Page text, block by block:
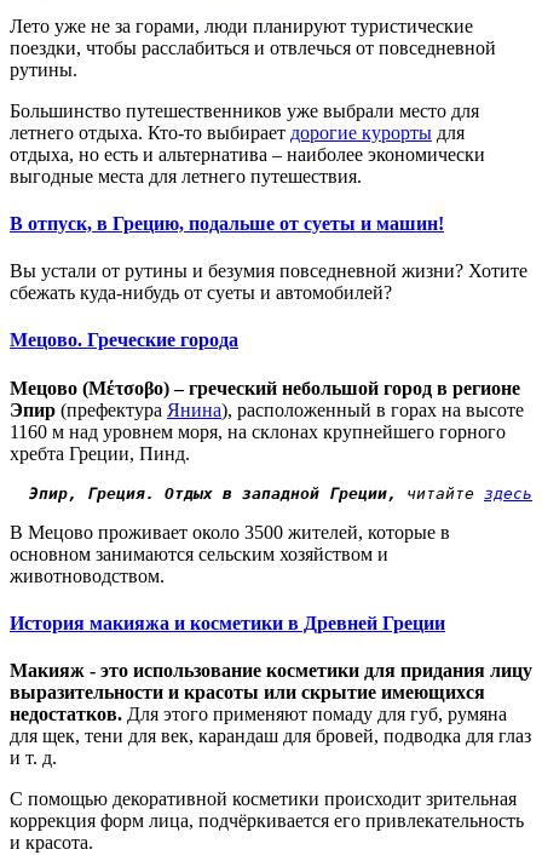
Лето уже не за горами, люди планируют туристические
поездки, чтобы расслабиться и отвлечься от повседневной
рутины.
Большинство путешественников уже выбрали место для
летнего отдыха. Кто-то выбирает дорогие курорты для
отдыха, но есть и альтернатива – наиболее экономически
выгодные места для летнего путешествия.
В отпуск, в Грецию, подальше от суеты и машин!
Вы устали от рутины и безумия повседневной жизни? Хотите
сбежать куда-нибудь от суеты и автомобилей?
Мецово. Греческие города
Мецово (Μέτσοβο) – греческий небольшой город в регионе
Эпир (префектура Янина), расположенный в горах на высоте
1160 м над уровнем моря, на склонах крупнейшего горного
хребта Греции, Пинд.
Эпир, Греция. Отдых в западной Греции, читайте здесь
В Мецово проживает около 3500 жителей, которые в
основном занимаются сельским хозяйством и
животноводством.
История макияжа и косметики в Древней Греции
Макияж - это использование косметики для придания лицу
выразительности и красоты или скрытие имеющихся
недостатков. Для этого применяют помаду для губ, румяна
для щек, тени для век, карандаш для бровей, подводка для глаз
и т. д.
С помощью декоративной косметики происходит зрительная
коррекция форм лица, подчёркивается его привлекательность
и красота.